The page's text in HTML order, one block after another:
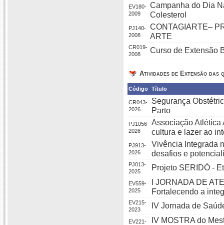
EV180-
2009
Campanha do Dia
Colesterol
PJ140-
2008
CONTAGIARTE–
ARTE
CR019-
2008
Curso de Extensão
Atividades de Extensão das
Código Título
CR043-
2026
Segurança
Parto
PJ1056-
2026
Associação Atlética
cultura e lazer ao
PJ913-
2026
Vivência Integrada
desafios e
PJ013-
2025
Projeto SERIDÓ -
EV559-
2025
I JORNADA DE
Fortalecendo a
EV215-
2023
IV Jornada de
EV221-
IV MOSTRA do